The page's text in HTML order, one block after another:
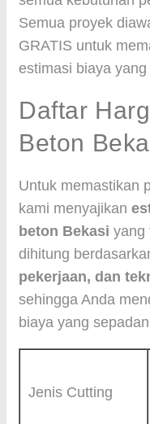
Semua proyek
GRATIS untuk
estimasi biaya
Daftar
Beton
Untuk memastikan
kami menyajikan
beton Bekasi yang
dihitung
pekerjaan, dan
sehingga Anda
biaya yang
Jenis Cutting